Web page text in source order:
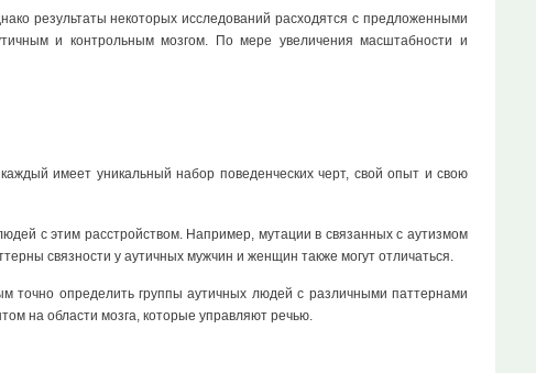
результаты некоторых исследований расходятся с предложенными
и контрольным мозгом. По мере увеличения масштабности и
имеет уникальный набор поведенческих черт, свой опыт и свою
с этим расстройством. Например, мутации в связанных с аутизмом
связности у аутичных мужчин и женщин также могут отличаться.
точно определить группы аутичных людей с различными паттернами
на области мозга, которые управляют речью.